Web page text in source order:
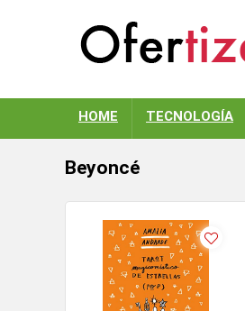
HOME TECNOLOGÍA
Beyoncé